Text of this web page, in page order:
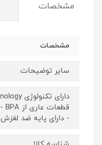
مشخصات
مشخصات
سایر توضیحات
- دارای پایه ضد لغزش